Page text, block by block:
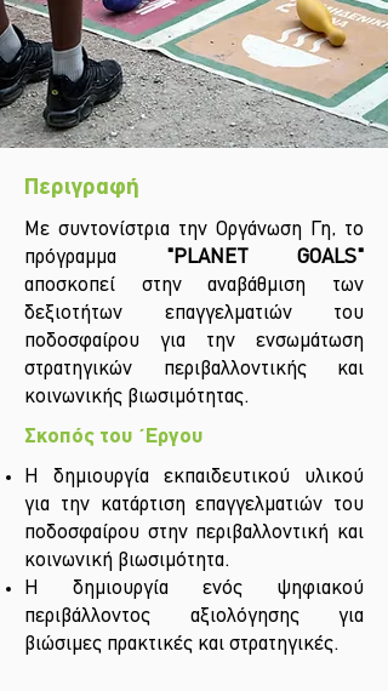
Περιγραφή
Με συντονίστρια την Οργάνωση Γη, το
πρόγραμμα "PLANET GOALS"
αποσκοπεί στην αναβάθμιση των
δεξιοτήτων επαγγελματιών του
ποδοσφαίρου για την ενσωμάτωση
στρατηγικών περιβαλλοντικής και
κοινωνικής βιωσιμότητας.
Σκοπός του ΄Εργου
Η δημιουργία εκπαιδευτικού υλικού
για την κατάρτιση επαγγελματιών του
ποδοσφαίρου στην περιβαλλοντική και
κοινωνική βιωσιμότητα.
Η δημιουργία ενός ψηφιακού
περιβάλλοντος αξιολόγησης για
βιώσιμες πρακτικές και στρατηγικές.